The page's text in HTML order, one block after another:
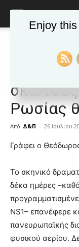
Δημοφιλή
Θ.
Ρωσίας
Από Δ&Π - 26 Ιουλίου
blonde
hot
cam
show.desi
xxx
lyons
teaches
Γράφει ο
Το σκηνικό
δέκα ημέρες
NS1– επανέφερε
πανευρωπαϊκής
φυσικού αερίου.
Enjoy